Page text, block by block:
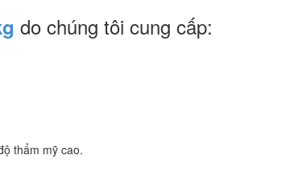
do chúng tôi cung cấp:
thẩm mỹ cao.